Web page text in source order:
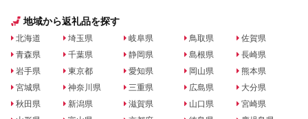
地域から返礼品を探す
北海道
青森県
岩手県
宮城県
秋田県
埼玉県
千葉県
東京都
神奈川県
新潟県
岐阜県
静岡県
愛知県
三重県
滋賀県
鳥取県
島根県
岡山県
広島県
山口県
佐賀県
長崎県
熊本県
大分県
宮崎県